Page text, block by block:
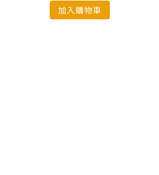
加入購物車